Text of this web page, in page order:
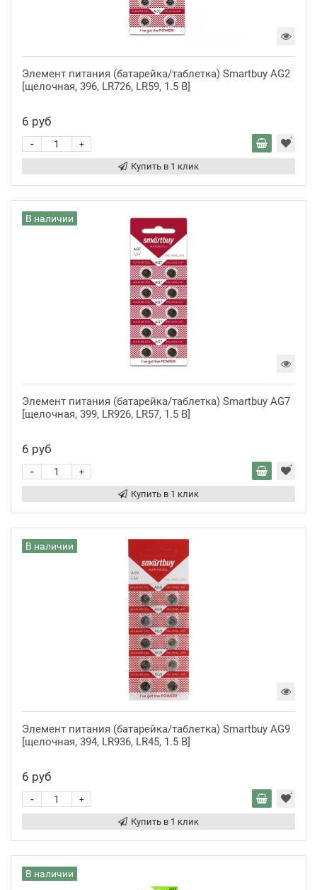
Элемент питания (батарейка/таблетка) Smartbuy AG2
[щелочная, 396, LR726, LR59, 1.5 В]
6 руб
+
-
Купить в 1 клик
В наличии
Элемент питания (батарейка/таблетка) Smartbuy AG7
[щелочная, 399, LR926, LR57, 1.5 В]
6 руб
+
-
Купить в 1 клик
В наличии
Элемент питания (батарейка/таблетка) Smartbuy AG9
[щелочная, 394, LR936, LR45, 1.5 В]
6 руб
+
-
Купить в 1 клик
В наличии